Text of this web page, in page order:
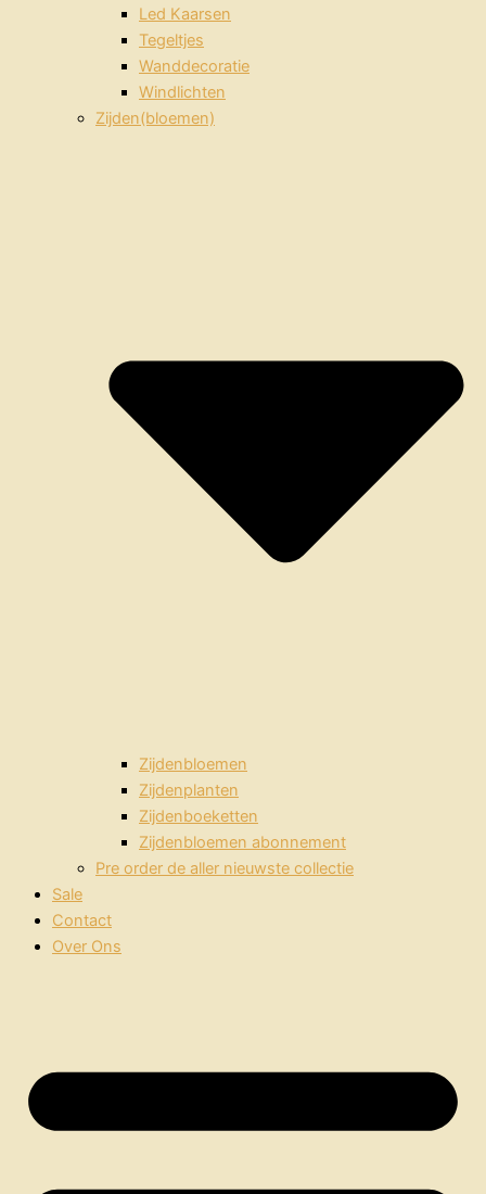
Led Kaarsen
Tegeltjes
Wanddecoratie
Windlichten
Zijden(bloemen)
Zijdenbloemen
Zijdenplanten
Zijdenboeketten
Zijdenbloemen abonnement
Pre order de aller nieuwste collectie
Sale
Contact
Over Ons